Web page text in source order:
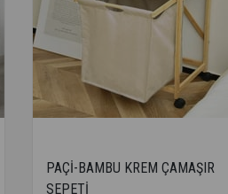
KREM ÇAMAŞIR